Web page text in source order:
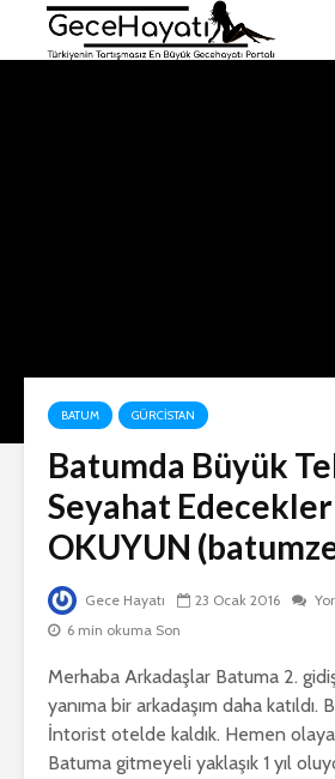
BATUM GÜRCISTAN
Batumda Büyük
Seyahat
OKUYUN
Gece Hayatı 23 Ocak 2016
6 min okuma Son
Merhaba Arkadaşlar Batuma 2.
yanıma bir arkadaşım daha katıldı.
İntorist otelde kaldık. Hemen
Batuma gitmeyeli yaklaşık 1 yıl